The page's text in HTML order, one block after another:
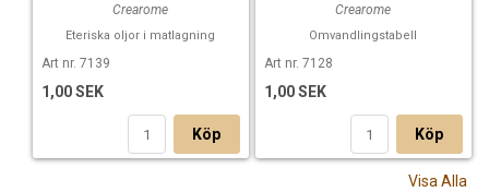
Crearome
Eteriska oljor i matlagning
Art nr. 7139
1,00 SEK
Köp
Crearome
Omvandlingstabell
Art nr. 7128
1,00 SEK
Köp
Visa Alla